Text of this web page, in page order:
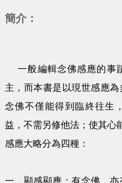
簡介：
一般編輯念佛感應的事
主，而本書是以現世感應
念佛不僅能得到臨終往生
益，不需另修他法；使其心
感應大略分為四種：
一、顯感顯應：有念佛，